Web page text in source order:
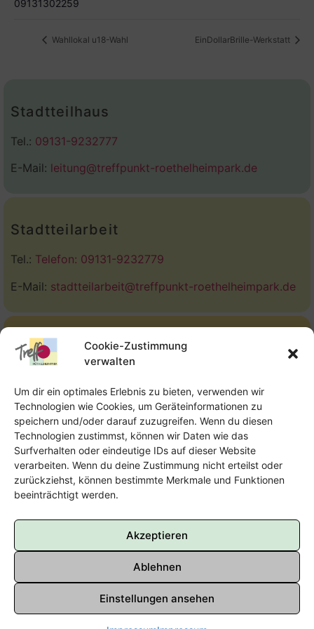
Cookie-Zustimmung
verwalten
Um dir ein optimales Erlebnis zu bieten, verwenden wir
Technologien wie Cookies, um Geräteinformationen zu
speichern und/oder darauf zuzugreifen. Wenn du diesen
Technologien zustimmst, können wir Daten wie das
Surfverhalten oder eindeutige IDs auf dieser Website
verarbeiten. Wenn du deine Zustimmung nicht erteilst oder
zurückziehst, können bestimmte Merkmale und Funktionen
beeinträchtigt werden.
Akzeptieren
Ablehnen
Einstellungen ansehen
09131302259
Wahllokal u18-Wahl EinDollarBrille-Werkstatt
Stadtteilhaus
Tel.: 09131-9232777
E-Mail: leitung@treffpunkt-roethelheimpark.de
Stadtteilarbeit
Tel.: Telefon: 09131-9232779
E-Mail: stadtteilarbeit@treffpunkt-roethelheimpark.de
Offene Kinderarbeit - FUNKi
E-Mail:oka@treffpunkt-roethelheimpark.de
Offene Jugendarbeit - Easthouse
Tel:09131–302259
E-Mail:oja@treffpunkt-roethelheimpark.de